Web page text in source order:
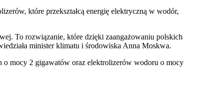
które przekształcą energię elektryczną w wodór,
To rozwiązanie, które dzięki zaangażowaniu polskich
minister klimatu i środowiska Anna Moskwa.
o mocy 2 gigawatów oraz elektrolizerów wodoru o mocy